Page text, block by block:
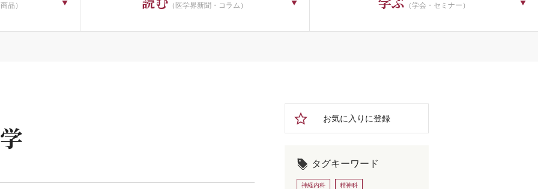
品） （医学界新聞・コラム） （学会・セミナー）
お気に入りに登録
タグキーワード
神経内科 精神科